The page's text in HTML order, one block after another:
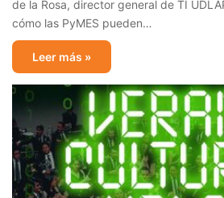
de la Rosa, director general de TI
cómo las PyMES pueden…
Leer más »